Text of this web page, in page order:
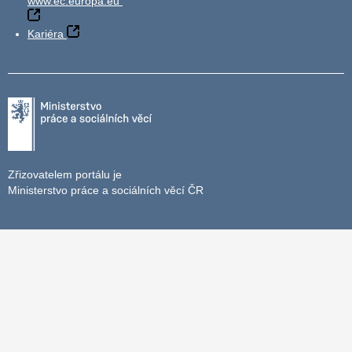
Kariéra
Zřizovatelem portálu je
Ministerstvo práce a sociálních věcí ČR